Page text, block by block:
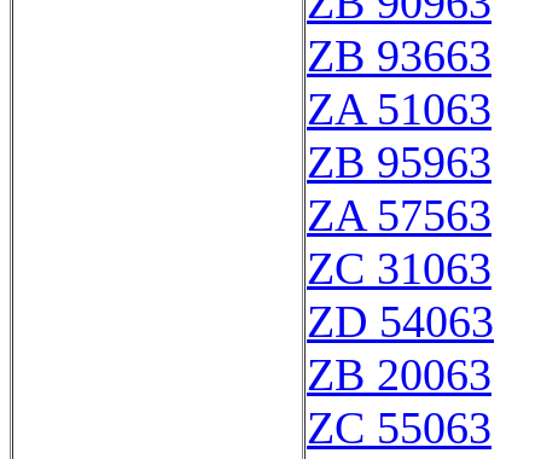
ZB 93663
ZA 51063
ZB 95963
ZA 57563
ZC 31063
ZD 54063
ZB 20063
ZC 55063